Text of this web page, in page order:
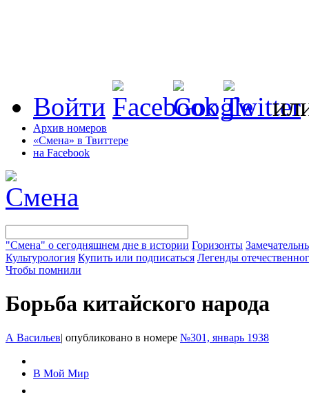
Войти
Архив номеров
«Смена» в Твиттере
на Facebook
"Смена" о сегодняшнем дне в истории Горизонты
Культурология Купить или подписаться Легенды
Чтобы помнили
Борьба китайского народа
А Васильев| опубликовано в номере №301, январь 1938
В Мой Мир